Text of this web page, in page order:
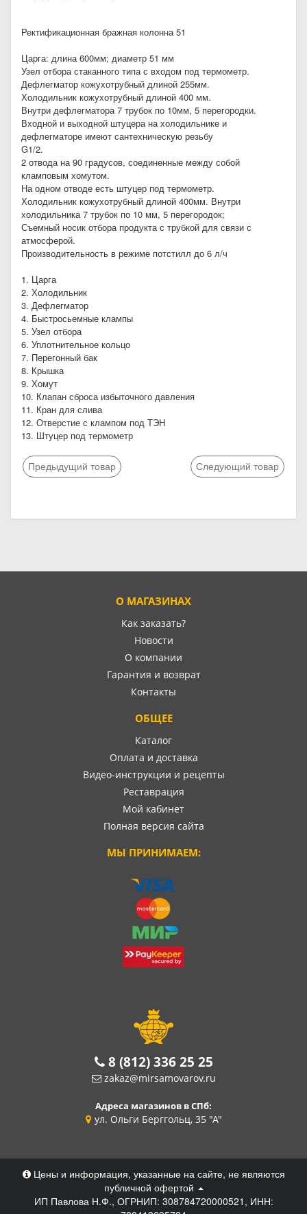
Ректификационная бражная колонна 51
Царга: длина 600мм; диаметр 51 мм
Узел отбора стаканного типа с входом под термометр.
Дефлегматор кожухотрубный длиной 255мм.
Холодильник кожухотрубный длиной 400 мм.
Внутри дефлегматора 7 трубок по 10мм, 5 перегородки.
Входной и выходной штуцера на холодильнике и
дефлегматоре имеют сантехническую резьбу
G1/2.
2 отвода на 90 градусов, соединенные между собой
кламповым хомутом.
На одном отводе есть штуцер под термометр.
Холодильник кожухотрубный длиной 400мм. Внутри
холодильника 7 трубок по 10 мм, 5 перегородок;
Съемный носик отбора продукта с трубкой для связи с
атмосферой.
Производительность в режиме потстилл до 6 л/ч
1. Царга
2. Холодильник
3. Дефлегматор
4. Быстросьемные клампы
5. Узел отбора
6. Уплотнительное кольцо
7. Перегонный бак
8. Крышка
9. Хомут
10. Клапан сброса избыточного давления
11. Кран для слива
12. Отверстие с клампом под ТЭН
13. Штуцер под термометр
Предыдущий товар Следующий товар
О МАГАЗИНАХ
Как заказать?
Новости
О компании
Гарантия и возврат
Контакты
ОБЩЕЕ
Каталог
Оплата и доставка
Видео-инструкции и рецепты
Реставрация
Мой кабинет
Полная версия сайта
МЫ ПРИНИМАЕМ:
8 (812) 336 25 25
zakaz@mirsamovarov.ru
Адреса магазинов в СПб:
ул. Ольги Берггольц, 35 "А"
Цены и информация, указанные на сайте, не являются
публичной офертой
ИП Павлова Н.Ф., ОГРНИП: 308784720000521, ИНН: